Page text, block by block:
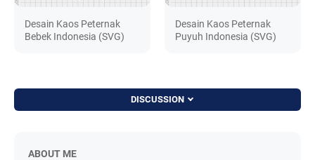
Desain Kaos Peternak
Bebek Indonesia (SVG)
Desain Kaos Peternak
Puyuh Indonesia (SVG)
DISCUSSION
ABOUT ME